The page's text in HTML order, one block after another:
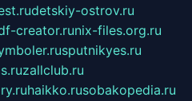
detskiy-ostrov.ru
creator.runix-files.org.ru
sputnikyes.ru
zallclub.ru
haikko.rusobakopedia.ru